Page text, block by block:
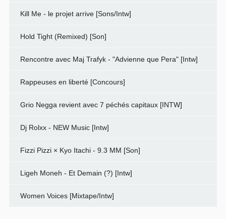
Kill Me - le projet arrive [Sons/Intw]
Hold Tight (Remixed) [Son]
Rencontre avec Maj Trafyk - "Advienne que Pera" [Intw]
Rappeuses en liberté [Concours]
Grio Negga revient avec 7 péchés capitaux [INTW]
Dj Rolxx - NEW Music [Intw]
Fizzi Pizzi × Kyo Itachi - 9.3 MM [Son]
Ligeh Moneh - Et Demain (?) [Intw]
Women Voices [Mixtape/Intw]